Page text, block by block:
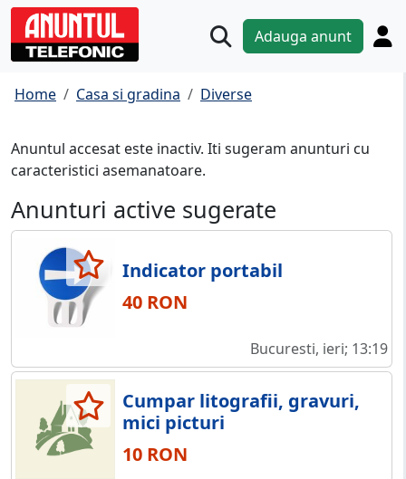
Adauga anunt
Home Casa si gradina Diverse
Anuntul accesat este inactiv. Iti sugeram anunturi cu
caracteristici asemanatoare.
Anunturi active sugerate
Indicator portabil
40 RON
Bucuresti, ieri; 13:19
Cumpar litografii, gravuri,
mici picturi
10 RON